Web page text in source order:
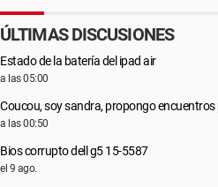
ÚLTIMAS DISCUSIONES
Estado de la batería del ipad air
a las 05:00
Coucou, soy sandra, propongo encuentros
a las 00:50
Bios corrupto dell g5 15-5587
el 9 ago.